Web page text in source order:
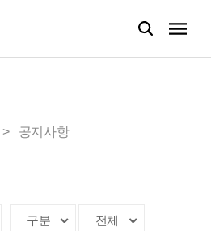
공지사항